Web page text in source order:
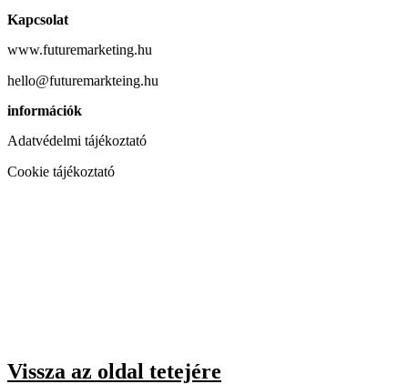
Kapcsolat
www.futuremarketing.hu
hello@futuremarkteing.hu
információk
Adatvédelmi tájékoztató
Cookie tájékoztató
Vissza az oldal tetejére